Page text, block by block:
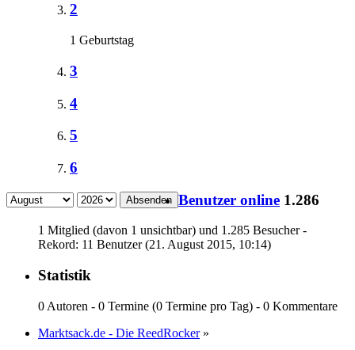
2
1 Geburtstag
3
4
5
6
Absenden Benutzer online 1.286
1 Mitglied (davon 1 unsichtbar) und 1.285 Besucher -
Rekord: 11 Benutzer (21. August 2015, 10:14)
Statistik
0 Autoren - 0 Termine (0 Termine pro Tag) - 0 Kommentare
Marktsack.de - Die ReedRocker »